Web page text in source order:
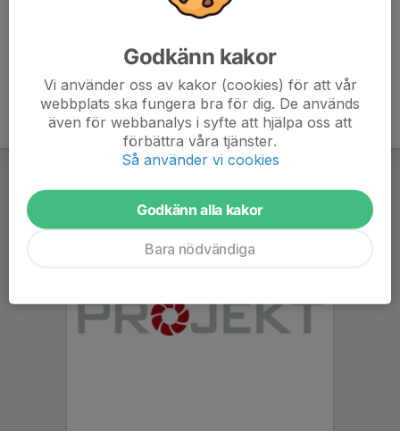
Godkänn kakor
Vi använder oss av kakor (cookies) för att vår
webbplats ska fungera bra för dig. De används
även för webbanalys i syfte att hjälpa oss att
förbättra våra tjänster.
Så använder vi cookies
Godkänn alla kakor
Bara nödvändiga